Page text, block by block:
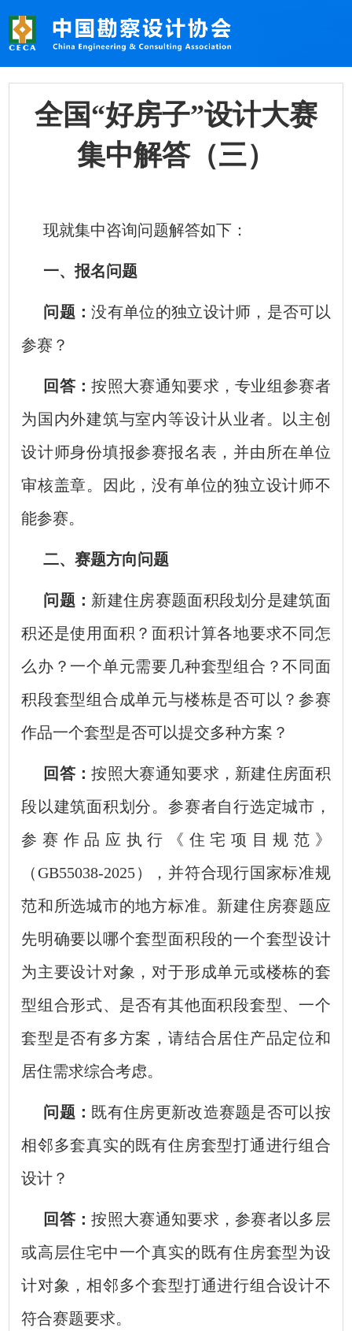
全国“好房子”设计大赛
集中解答（三）
现就集中咨询问题解答如下：
一、报名问题
问题：没有单位的独立设计师，是否可以
参赛？
回答：按照大赛通知要求，专业组参赛者
为国内外建筑与室内等设计从业者。以主创
设计师身份填报参赛报名表，并由所在单位
审核盖章。因此，没有单位的独立设计师不
能参赛。
二、赛题方向问题
问题： 新建住房赛题面积段划分是建筑面
积还是使用面积？面积计算各地要求不同怎
么办？一个单元需要几种套型组合？不同面
积段套型组合成单元与楼栋是否可以？参赛
作品一个套型是否可以提交多种方案？
回答：按照大赛通知要求，新建住房面积
段以建筑面积划分。参赛者自行选定城市，
参赛作品应执行《住宅项目规范》
（GB55038-2025），并符合现行国家标准规
范和所选城市的地方标准。新建住房赛题应
先明确要以哪个套型面积段的一个套型设计
为主要设计对象，对于形成单元或楼栋的套
型组合形式、是否有其他面积段套型、一个
套型是否有多方案，请结合居住产品定位和
居住需求综合考虑。
问题： 既有住房更新改造赛题是否可以按
相邻多套真实的既有住房套型打通进行组合
设计？
回答：按照大赛通知要求，参赛者以多层
或高层住宅中一个真实的既有住房套型为设
计对象，相邻多个套型打通进行组合设计不
符合赛题要求。